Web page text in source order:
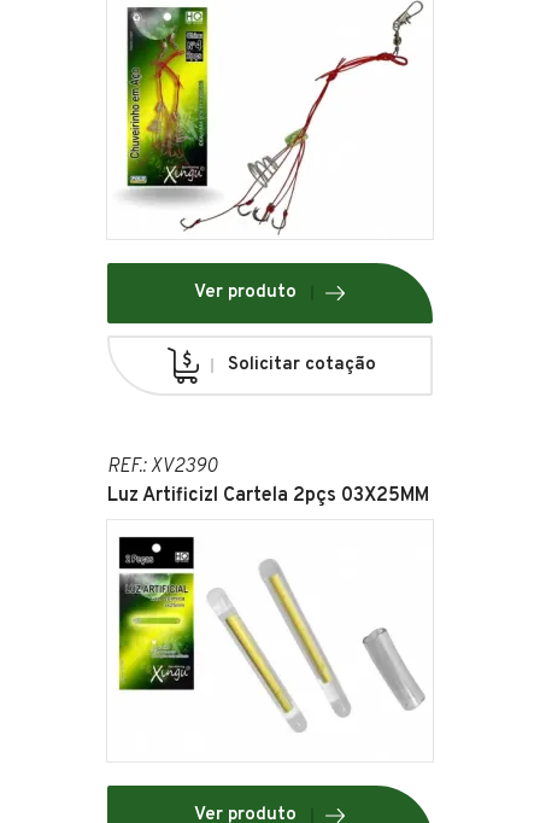
Ver produto
Solicitar cotação
REF.: XV2390
Luz Artificizl Cartela 2pçs 03X25MM
Ver produto